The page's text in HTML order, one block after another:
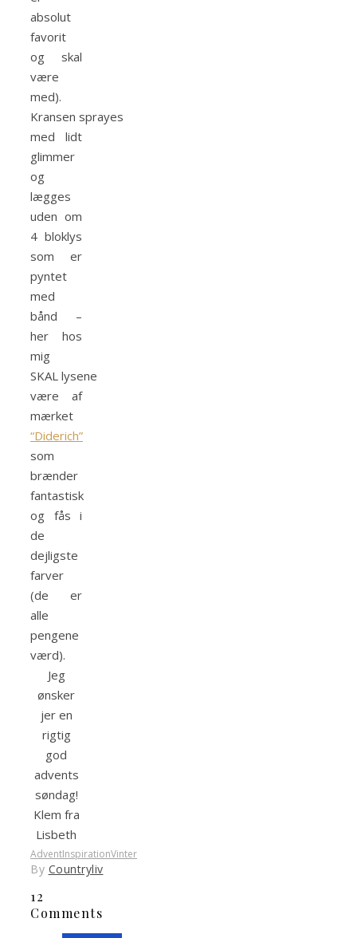
absolut
favorit
og skal
være
med).
Kransen sprayes
med lidt
glimmer
og
lægges
uden om
4 bloklys
som er
pyntet
med
bånd –
her hos
mig
SKAL lysene
være af
mærket
“Diderich”
som
brænder
fantastisk
og fås i
de
dejligste
farver
(de er
alle
pengene
værd).
Jeg
ønsker
jer en
rigtig
god
advents
søndag!
Klem fra
Lisbeth
AdventInspirationVinter
By Countryliv
12
Comments